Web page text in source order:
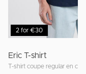
2 for €30
Eric T-shirt
T-shirt coupe regular en